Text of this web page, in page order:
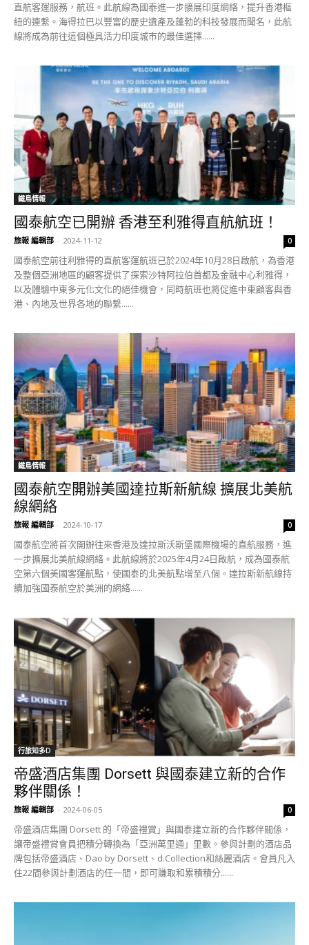
直航客運服務，航班。此航線為國泰進一步擴展印度網絡，提升香港樞
紐的連繫。海得拉巴以豐富的歷史遺產及蓬勃的科技發展而聞名，此航
線將成為前往這個極具活力印度城市的最佳選擇......
鐵鳥情報
國泰航空已開辦 香港至利雅得直航航班！
旅報 編輯部 - 2024-11-12 0
國泰航空前往利雅得的直航客運航班已於2024年10月28日啟航，為香港
及整個亞洲地區的顧客提供了探索沙特阿拉伯首都及金融中心利雅得，
以及體驗中東多元化文化的絕佳機會，同時航班也將促進中東顧客與香
港、內地及世界各地的聯繫......
鐵鳥情報
國泰航空開辦美國達拉斯新航線 擴展北美航
線網絡
旅報 編輯部 - 2024-10-17 0
國泰航空將首次開辦往來香港及達拉斯沃斯堡國際機場的直航服務，進
一步擴展北美航線網絡。此航線將於2025年4月24日啟航，成為國泰航
空第六個美國客運航點，使國泰的北美航點增至八個。達拉斯新航線持
續加強國泰航空於美洲的網絡......
行旅知多D
帝盛酒店集團 Dorsett 與國泰建立新的合作
夥伴關係！
旅報 編輯部 - 2024-06-05 0
帝盛酒店集團 Dorsett 的「帝盛禮賞」與國泰建立新的合作夥伴關係，
讓帝盛禮賞會員把積分轉換為「亞洲萬里通」里數。參與計劃的酒店品
牌包括帝盛酒店、Dao by Dorsett、d.Collection和絲麗酒店。會員凡入
住22間參與計劃酒店的任一間，即可賺取和累積積分......